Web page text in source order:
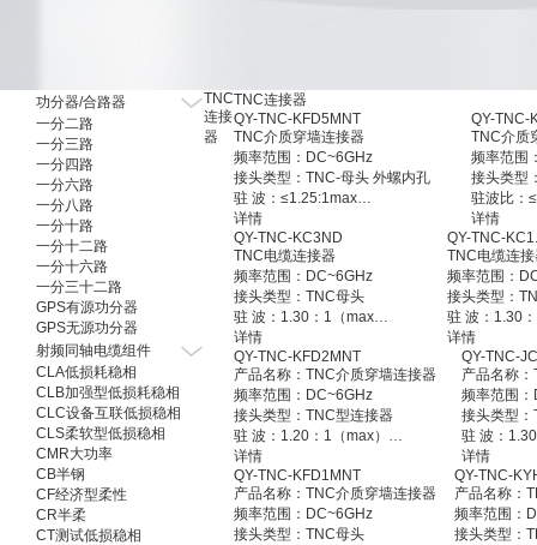
功分器/合路器
一分二路
一分三路
一分四路
一分六路
一分八路
一分十路
一分十二路
一分十六路
一分三十二路
GPS有源功分器
GPS无源功分器
射频同轴电缆组件
CLA低损耗稳相
CLB加强型低损耗稳相
CLC设备互联低损稳相
CLS柔软型低损稳相
CMR大功率
CB半钢
CF经济型柔性
CR半柔
CT测试低损稳相
TNC
连接
器
TNC连接器
QY-TNC-KFD5MNT
TNC介质穿墙连接器
频率范围：DC~6GHz
接头类型：TNC-母头 外螺内孔
驻 波：≤1.25:1max
阻 抗：50Ω
工作温度：-45℃~+125℃
接头材质: 黄铜 镀镍
安装方式：介质穿墙
详情
QY-TNC-
TNC介质
频率范围
接头类型
驻波比：
阻 抗：
工作温
接头材质:
连接器样
详情
QY-TNC-KC3ND
TNC电缆连接器
频率范围：DC~6GHz
接头类型：TNC母头
驻 波：1.30：1（max）
阻 抗：50Ω
工作温度：-55℃~+125℃
接头材质: 黄铜镀镍
安装方式：压接式
详情
QY-TNC-
TNC电缆连接
频率范围：
接头类型：
驻 波：1.30
阻 抗：50Ω
工作温度：
接头材质: 黄
安装方式：
详情
QY-TNC-KFD2MNT
产品名称：TNC介质穿墙连接器
频率范围：DC~6GHz
接头类型：TNC型连接器
驻 波：1.20：1（max）
阻 抗：50Ω
工作温度：-45℃~+165℃
接头材质：黄铜镀镍
连接器样式：介质穿墙
详情
QY-TNC-
产品名称
频率范围
接头类型
驻 波：
阻 抗：50Ω
工作温度
接头材质
连接器样
详情
QY-TNC-KFD1MNT
产品名称：TNC介质穿墙连接器
频率范围：DC~6GHz
接头类型：TNC母头
QY-TNC-
产品名称：
频率范围：
接头类型：